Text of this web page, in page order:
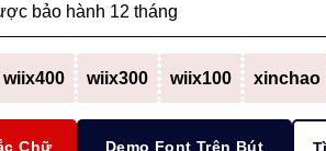
bảo hành 12 tháng
wiix400 wiix300 wiix100 xinchao
Chữ Demo Font Trên Bút